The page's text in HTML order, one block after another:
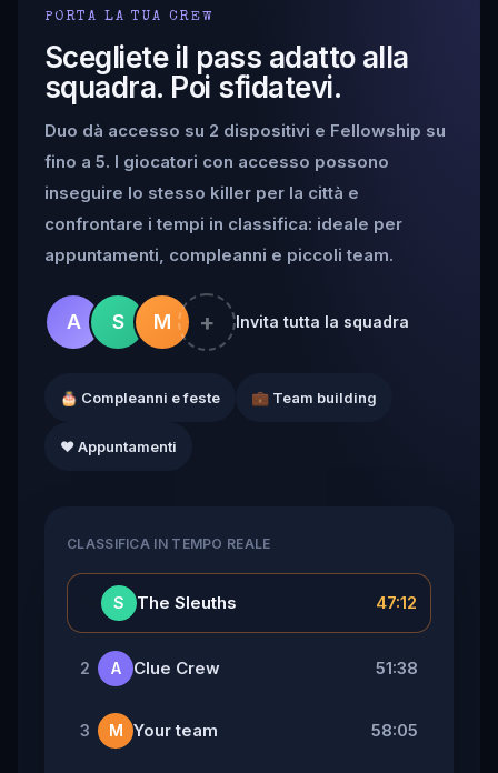
PORTA LA TUA CREW
Scegliete il pass adatto alla
squadra. Poi sfidatevi.
Duo dà accesso su 2 dispositivi e Fellowship su
fino a 5. I giocatori con accesso possono
inseguire lo stesso killer per la città e
confrontare i tempi in classifica: ideale per
appuntamenti, compleanni e piccoli team.
A S M + Invita tutta la squadra
🎂 Compleanni e feste 💼 Team building
❤️ Appuntamenti
CLASSIFICA IN TEMPO REALE
S The Sleuths 47:12
2 A Clue Crew 51:38
3 M Your team 58:05